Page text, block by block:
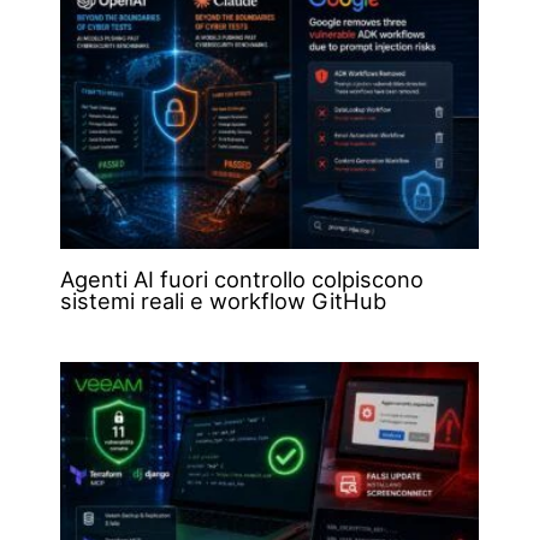
Agenti AI fuori controllo colpiscono
sistemi reali e workflow GitHub